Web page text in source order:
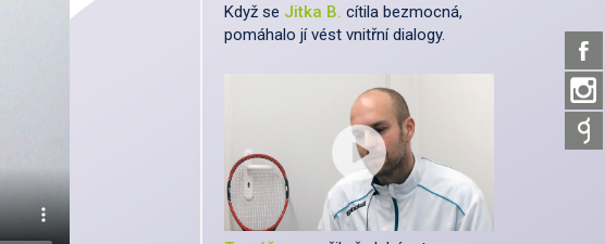
Když se Jitka B. cítila bezmocná,
pomáhalo jí vést vnitřní dialogy.